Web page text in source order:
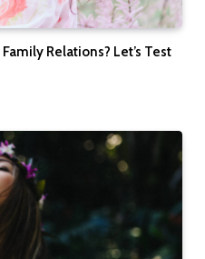
Relations? Let’s Test